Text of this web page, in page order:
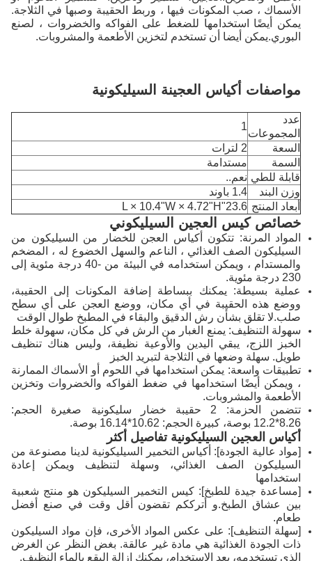
الأسماك ، صب المكونات فيها ، وربط الحقيبة وصبها في الثلاجة.
يمكن أيضًا استخدامها للضغط على الفواكه والخضروات ، لصنع
البوري.يمكن أيضا أن تستخدم لتخزين الأطعمة والمشروبات.
مواصفات أكياس العجينة السيليكونية
عدد
المجموعات
1
السعة
2 لترات
السمة
مستدامة
قابلة للطي نعم..
وزن البند
1.4 باوند
أبعاد المنتج
23.6"L × 10.4"W × 4.72"H
خصائص كيس العجين السيليكوني
المواد المرنة: تتكون أكياس العجن للخضار من السيليكون من
السيليكون الصف الغذائي ، الناعم والسهل الخضوع له ، المضخم
والمستدام ، ويمكن استخدامه في البيئة من -40 درجة مئوية إلى
230 درجة مئوية.
عملية بسيطة: يمكنك ببساطة إضافة المكونات إلى الحقيبة،
ووضع هذه الحقيبة في أي مكان، ووضع العجن على أي سطح
صلب.لا تقلق بشأن رش الدقيق والبقاء في المطبخ طوال الوقت
سهولة التنظيف: يمنع الغبار من الرش في كل مكان، سهولة خلط
الخبز اللزج، يبقي اليدين والأوعية نظيفة، وليس هناك تنظيف
طويل. سهلة وضعها في الثلاجة لتبريد الخبز
تطبيقات واسعة: يمكن استخدامها في اللحوم أو الأسماك الممارنة
، ويمكن أيضًا استخدامها في ضغط الفواكه والخضروات وتخزين
الأطعمة والمشروبات.
تتضمن الحزمة: 2 حقيبة خضار سليكونية صغيرة الحجم:
8.26*12.2 بوصة، كبيرة الحجم: 10.62*16.14 بوصة.
أكياس العجين السيليكونية تفاصيل أكثر
[مواد عالية الجودة]: أكياس التخمير السيليكونية لدينا مصنوعة من
السيليكون الصف الغذائي، وسهلة لتنظيف ويمكن إعادة
استخدامها
[مساعدة جيدة للطبخ]: كيس التخمير السيليكون هو منتج شعبية
بين عشاق الطبخ.و أترككم تقضون أقل وقت في صنع أفضل
طعام.
[سهلة التنظيف]: على عكس المواد الأخرى، فإن مواد السيليكون
ذات الجودة الغذائية هي مادة غير عالقة. بغض النظر عن الغرض
الذي تستخدمه، بعد الاستخدام، يمكنك إزالة البقع بالماء النظيف.